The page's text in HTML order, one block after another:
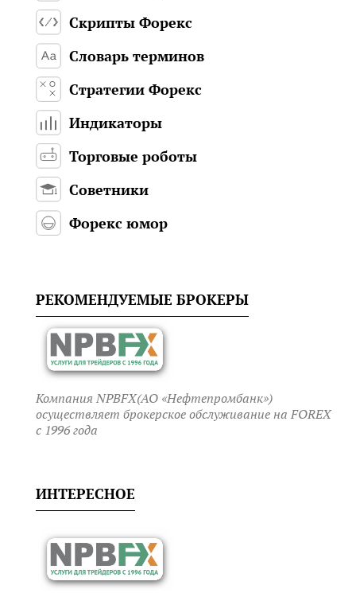
Скрипты Форекс
Словарь терминов
Стратегии Форекс
Индикаторы
Торговые роботы
Советники
Форекс юмор
РЕКОМЕНДУЕМЫЕ БРОКЕРЫ
Компания NPBFX(АО «Нефтепромбанк»)
осуществляет брокерское обслуживание на FOREX
c 1996 года
ИНТЕРЕСНОЕ